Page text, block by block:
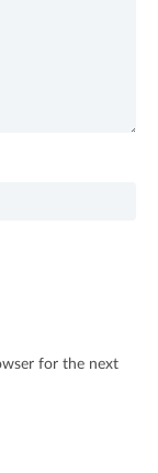
for the next